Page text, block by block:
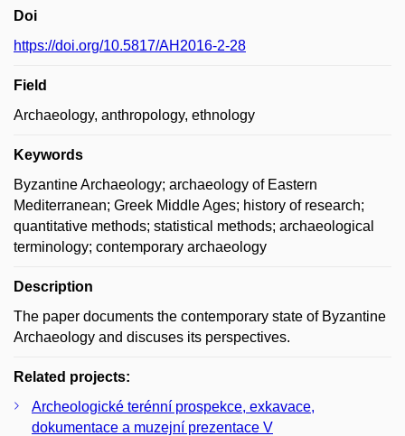
Doi
https://doi.org/10.5817/AH2016-2-28
Field
Archaeology, anthropology, ethnology
Keywords
Byzantine Archaeology; archaeology of Eastern
Mediterranean; Greek Middle Ages; history of research;
quantitative methods; statistical methods; archaeological
terminology; contemporary archaeology
Description
The paper documents the contemporary state of Byzantine
Archaeology and discuses its perspectives.
Related projects:
Archeologické terénní prospekce, exkavace,
dokumentace a muzejní prezentace V